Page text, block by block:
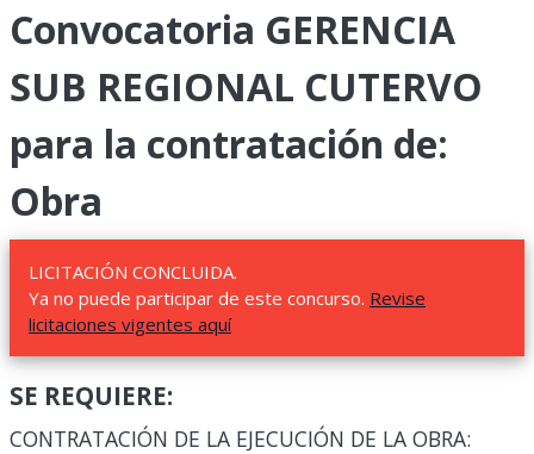
Convocatoria GERENCIA
SUB REGIONAL CUTERVO
para la contratación de:
Obra
LICITACIÓN CONCLUIDA.
Ya no puede participar de este concurso. Revise
licitaciones vigentes aquí
SE REQUIERE:
CONTRATACIÓN DE LA EJECUCIÓN DE LA OBRA: